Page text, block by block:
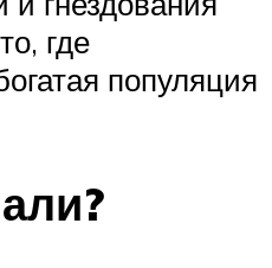
где
популяция